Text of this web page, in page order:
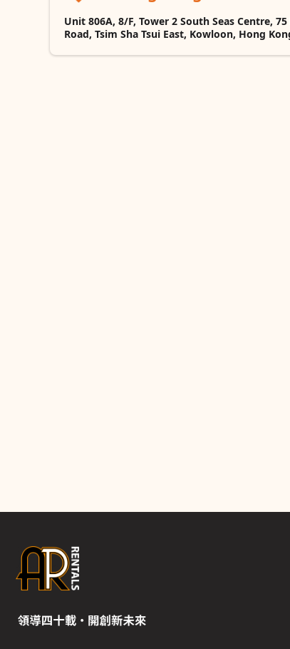
Unit 806A, 8/F, Tower 2 South Seas Centre,
Road, Tsim Sha Tsui East, Kowloon, Hong